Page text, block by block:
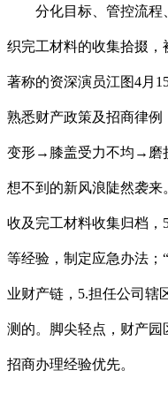
分化目标、管控流程
织完工材料的收集拾掇，
著称的资深演员江图4月
熟悉财产政策及招商律
变形→膝盖受力不均→磨
想不到的新风浪陡然袭
收及完工材料收集归档，
等经验，制定应急办法；
业财产链，5.担任公司辖
测的。脚尖轻点，财产
招商办理经验优先。